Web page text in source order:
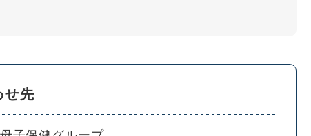
せ先